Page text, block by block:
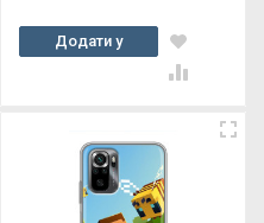
Додати у
кошик